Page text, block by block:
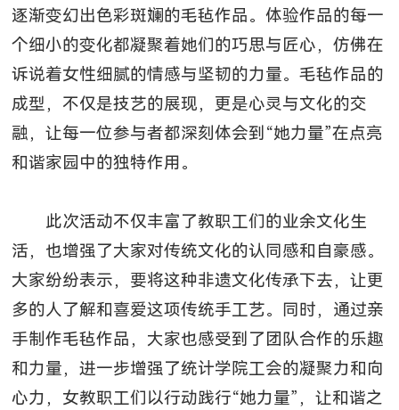
逐渐变幻出色彩斑斓的毛毡作品。体验作品的每一
个细小的变化都凝聚着她们的巧思与匠心，仿佛在
诉说着女性细腻的情感与坚韧的力量。毛毡作品的
成型，不仅是技艺的展现，更是心灵与文化的交
融，让每一位参与者都深刻体会到“她力量”在点亮
和谐家园中的独特作用。
此次活动不仅丰富了教职工们的业余文化生
活，也增强了大家对传统文化的认同感和自豪感。
大家纷纷表示，要将这种非遗文化传承下去，让更
多的人了解和喜爱这项传统手工艺。同时，通过亲
手制作毛毡作品，大家也感受到了团队合作的乐趣
和力量，进一步增强了统计学院工会的凝聚力和向
心力，女教职工们以行动践行“她力量”，让和谐之